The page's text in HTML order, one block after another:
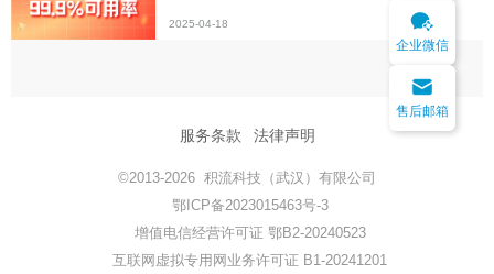
服务条款 法律声明
©2013-2026 积流科技（武汉）有限公司
鄂ICP备2023015463号-3
增值电信经营许可证 鄂B2-20240523
互联网虚拟专用网业务许可证 B1-20241201
企业微信
售后邮箱